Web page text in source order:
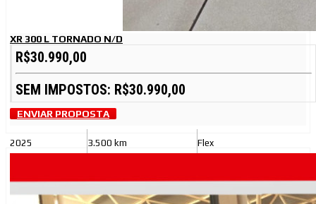
XR 300 L TORNADO N/D
R$30.990,00
SEM IMPOSTOS: R$30.990,00
ENVIAR PROPOSTA
2025 3.500 km Flex